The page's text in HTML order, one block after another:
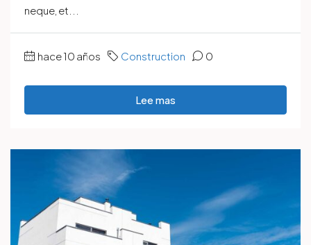
neque, et...
hace 10 años Construction 0
Lee mas